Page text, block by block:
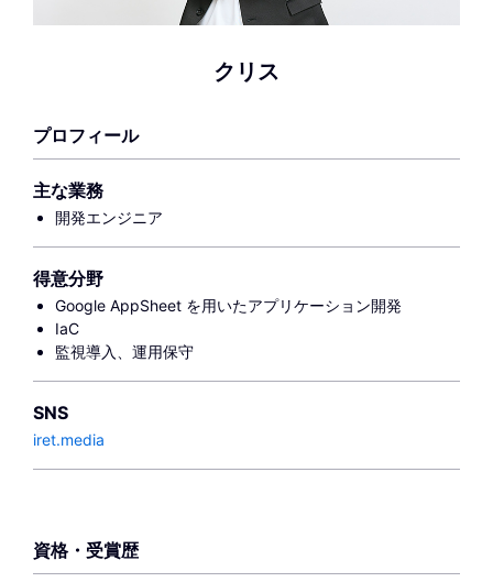
クリス
プロフィール
主な業務
開発エンジニア
得意分野
Google AppSheet を用いたアプリケーション開発
IaC
監視導入、運用保守
SNS
iret.media
資格・受賞歴